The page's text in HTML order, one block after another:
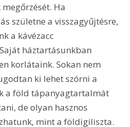
Ha
születne a visszagyűjtésre,
a kávézacc
háztartásunkban
korlátaink. Sokan nem
ki lehet szórni a
a föld tápanyagtartalmát
de olyan hasznos
mint a földigiliszta.